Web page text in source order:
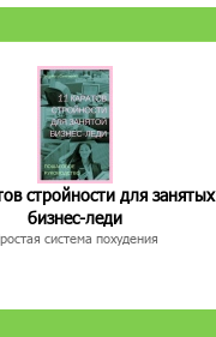
стройности для занятых
бизнес-леди
система похудения